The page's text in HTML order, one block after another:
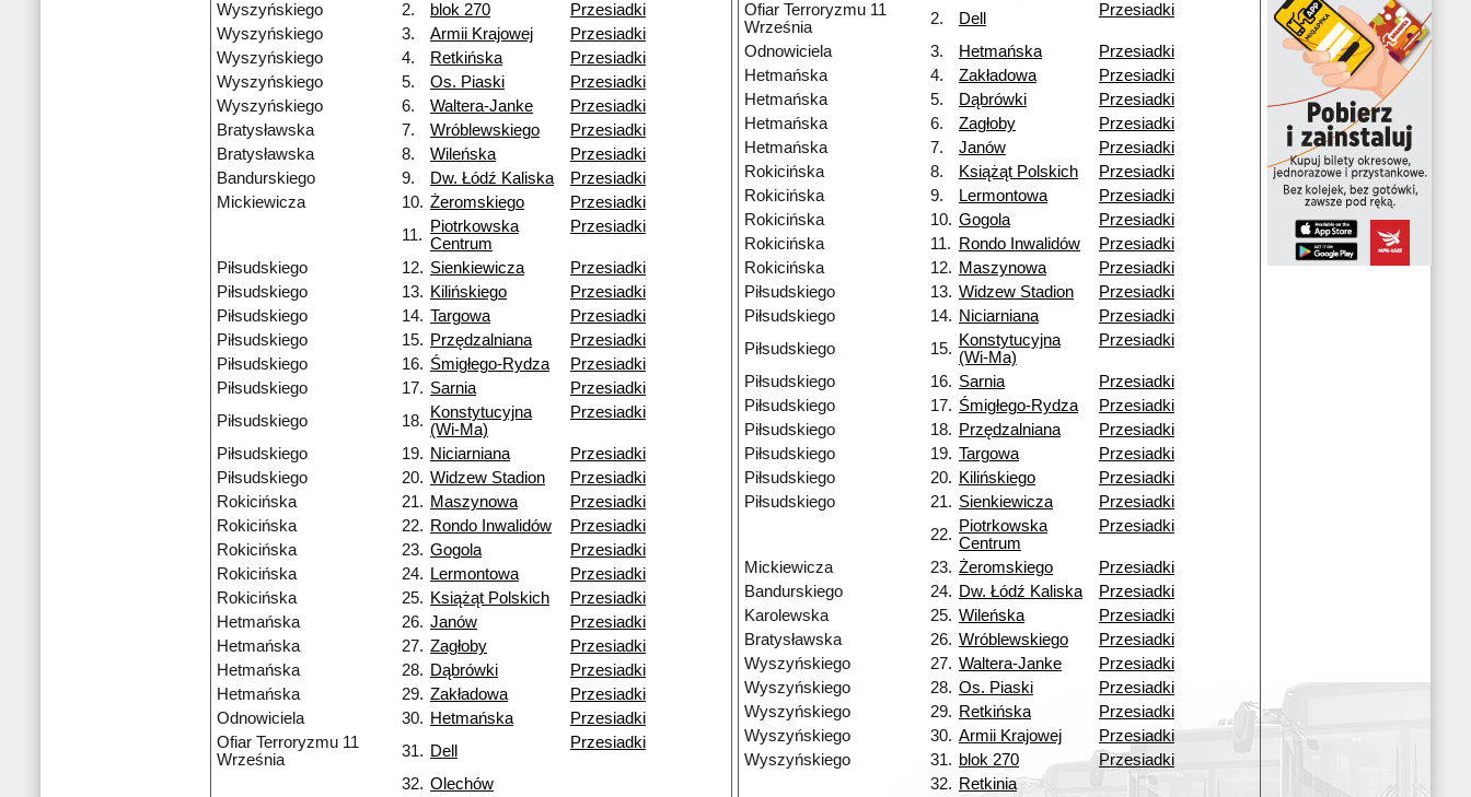
Wyszyńskiego
2. blok 270
Przesiadki
Wyszyńskiego
3. Armii Krajowej
Przesiadki
Wyszyńskiego
4. Retkińska
Przesiadki
Wyszyńskiego
5. Os. Piaski
Przesiadki
Wyszyńskiego
6. Waltera-Janke
Przesiadki
Bratysławska
7. Wróblewskiego
Przesiadki
Bratysławska
8. Wileńska
Przesiadki
Bandurskiego
9. Dw. Łódź Kaliska
Przesiadki
Mickiewicza
10. Żeromskiego
Przesiadki
11.
Piotrkowska
Centrum
Przesiadki
Piłsudskiego 12. Sienkiewicza
Przesiadki
Piłsudskiego
13. Kilińskiego
Przesiadki
Piłsudskiego
14. Targowa
Przesiadki
Piłsudskiego
15. Przędzalniana
Przesiadki
Piłsudskiego
16. Śmigłego-Rydza
Przesiadki
Piłsudskiego
17. Sarnia
Przesiadki
Piłsudskiego
18. Konstytucyjna
(Wi-Ma)
Przesiadki
Piłsudskiego 19. Niciarniana
Przesiadki
Piłsudskiego
20. Widzew Stadion
Przesiadki
Rokicińska
21. Maszynowa
Przesiadki
Rokicińska
22. Rondo Inwalidów
Przesiadki
Rokicińska
23. Gogola
Przesiadki
Rokicińska
24. Lermontowa
Przesiadki
Rokicińska
25. Książąt Polskich
Przesiadki
Hetmańska
26. Janów
Przesiadki
Hetmańska
27. Zagłoby
Przesiadki
Hetmańska
28. Dąbrówki
Przesiadki
Hetmańska
29. Zakładowa
Przesiadki
Odnowiciela
30. Hetmańska
Przesiadki
Ofiar Terroryzmu 11
Września
31. Dell Przesiadki
32. Olechów
Ofiar Terroryzmu 11
Września
2. Dell Przesiadki
Odnowiciela 3. Hetmańska
Przesiadki
Hetmańska
4. Zakładowa
Przesiadki
Hetmańska
5. Dąbrówki
Przesiadki
Hetmańska
6. Zagłoby
Przesiadki
Hetmańska
7. Janów
Przesiadki
Rokicińska
8. Książąt Polskich
Przesiadki
Rokicińska
9. Lermontowa
Przesiadki
Rokicińska
10. Gogola
Przesiadki
Rokicińska
11. Rondo Inwalidów
Przesiadki
Rokicińska
12. Maszynowa
Przesiadki
Piłsudskiego
13. Widzew Stadion
Przesiadki
Piłsudskiego
14. Niciarniana
Przesiadki
Piłsudskiego
15. Konstytucyjna
(Wi-Ma)
Przesiadki
Piłsudskiego 16. Sarnia
Przesiadki
Piłsudskiego
17. Śmigłego-Rydza
Przesiadki
Piłsudskiego
18. Przędzalniana
Przesiadki
Piłsudskiego
19. Targowa
Przesiadki
Piłsudskiego
20. Kilińskiego
Przesiadki
Piłsudskiego
21. Sienkiewicza
Przesiadki
22. Piotrkowska
Centrum
Przesiadki
Mickiewicza 23. Żeromskiego
Przesiadki
Bandurskiego
24. Dw. Łódź Kaliska
Przesiadki
Karolewska
25. Wileńska
Przesiadki
Bratysławska
26. Wróblewskiego
Przesiadki
Wyszyńskiego
27. Waltera-Janke
Przesiadki
Wyszyńskiego
28. Os. Piaski
Przesiadki
Wyszyńskiego
29. Retkińska
Przesiadki
Wyszyńskiego
30. Armii Krajowej
Przesiadki
Wyszyńskiego
31. blok 270
Przesiadki
32. Retkinia